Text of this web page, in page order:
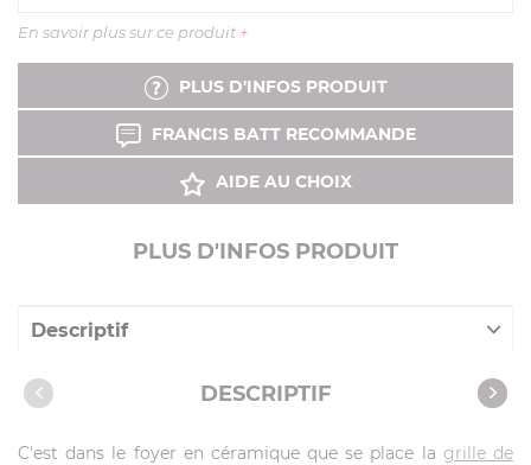
En savoir plus sur ce produit +
PLUS D'INFOS PRODUIT
FRANCIS BATT RECOMMANDE
AIDE AU CHOIX
PLUS D'INFOS PRODUIT
Descriptif
Caractéristiques
DESCRIPTIF
C'est dans le foyer en céramique que se place la grille de